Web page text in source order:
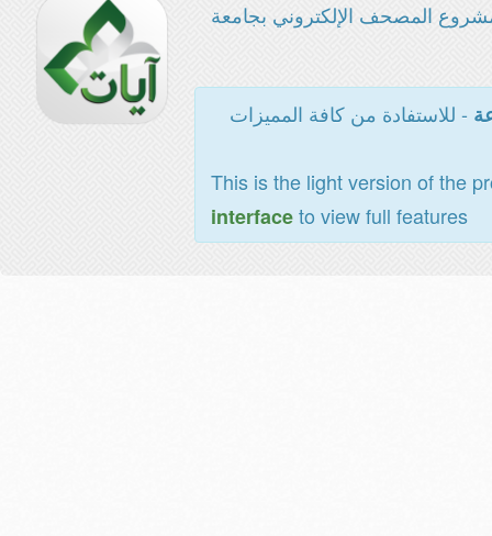
المصحف الإلكتروني بجامعة
- للاستفادة من كافة المميزات
This is the light version of the
interfaceto view full features